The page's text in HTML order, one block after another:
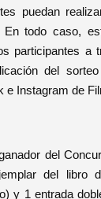
puedan
En todo caso,
participantes a
del
e Instagram de
del
del libro
y 1 entrada